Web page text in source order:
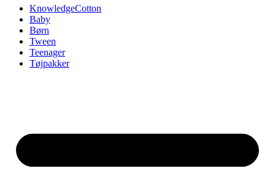
KnowledgeCotton
Baby
Børn
Tween
Teenager
Tøjpakker